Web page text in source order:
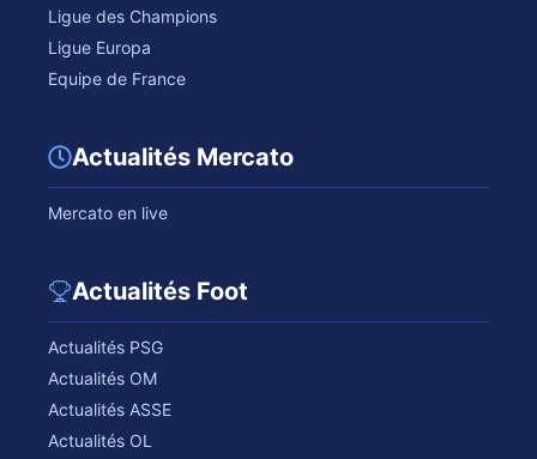
Ligue des Champions
Ligue Europa
Equipe de France
Actualités Mercato
Mercato en live
Actualités Foot
Actualités PSG
Actualités OM
Actualités ASSE
Actualités OL